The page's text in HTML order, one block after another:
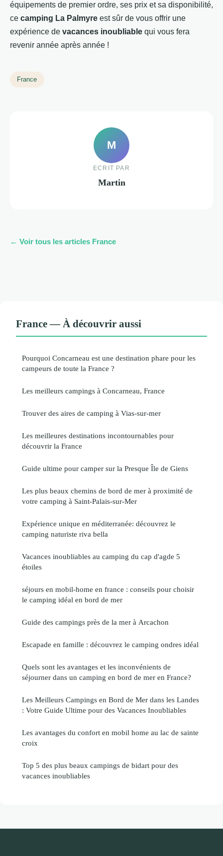
équipements de premier ordre, ses prix et sa disponibilité,
ce camping La Palmyre est sûr de vous offrir une
expérience de vacances inoubliable qui vous fera
revenir année après année !
France
M
ECRIT PAR
Martin
← Voir tous les articles France
France — À découvrir aussi
Pourquoi Concarneau est une destination phare pour les
campeurs de toute la France ?
Les meilleurs campings à Concarneau, France
Trouver des aires de camping à Vias-sur-mer
Les meilleures destinations incontournables pour
découvrir la France
Guide ultime pour camper sur la Presque Île de Giens
Les plus beaux chemins de bord de mer à proximité de
votre camping à Saint-Palais-sur-Mer
Expérience unique en méditerranée: découvrez le
camping naturiste riva bella
Vacances inoubliables au camping du cap d'agde 5
étoiles
séjours en mobil-home en france : conseils pour choisir
le camping idéal en bord de mer
Guide des campings près de la mer à Arcachon
Escapade en famille : découvrez le camping ondres idéal
Quels sont les avantages et les inconvénients de
séjourner dans un camping en bord de mer en France?
Les Meilleurs Campings en Bord de Mer dans les Landes
: Votre Guide Ultime pour des Vacances Inoubliables
Les avantages du confort en mobil home au lac de sainte
croix
Top 5 des plus beaux campings de bidart pour des
vacances inoubliables